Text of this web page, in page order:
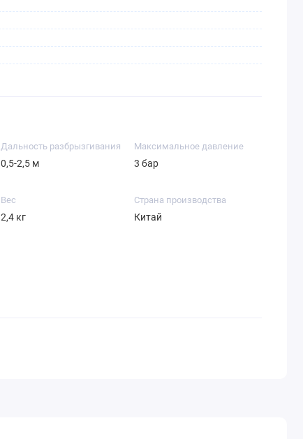
Дальность разбрызгивания
0,5-2,5 м
Максимальное давление
3 бар
Вес
2,4 кг
Страна производства
Китай